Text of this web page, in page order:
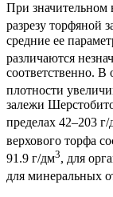
При значительном
разрезу торфяной
средние ее
различаются
соответственно. В
плотности
залежи
пределах 42–203 г/
верхового торфа
91.9 г/дм3, для
для минеральных